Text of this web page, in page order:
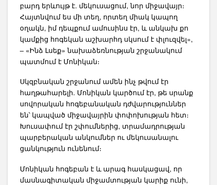
բարդ երևույթ է. մեկուսացում, նոր միջավայր։
Հայտնվում ես մի տեղ, որտեղ միակ կապող
օղակն, իմ դեպքում ամուսինս էր, և անկախ քո
կամքից հոգեկան աշխարհդ սկսում է փլուզվել»,
– «Ինձ Լսեք» նախաձեռնության շրջանակում
պատմում է Մոնիկան։
Սկզբնական շրջանում ամեն ինչ թվում էր
հաղթահարելի. Մոնիկան կարծում էր, թե սրանք
սովորական հոգեբանական դժվարություններ
են՝ կապված միջավայրին փոփոխության հետ։
Խուսափում էր շփումներից, տրամադրության
պարբերական անկումներ ու մեկուսանալու
ցանկություն ունենում։
Մոնիկան հոգեբան է և արագ հասկացավ, որ
մասնագիտական միջամտության կարիք ունի,